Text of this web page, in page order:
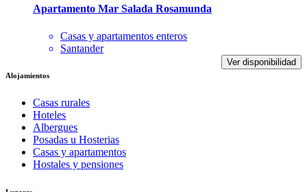
Apartamento Mar Salada Rosamunda
Casas y apartamentos enteros
Santander
Ver disponibilidad
Alojamientos
Casas rurales
Hoteles
Albergues
Posadas u Hosterias
Casas y apartamentos
Hostales y pensiones